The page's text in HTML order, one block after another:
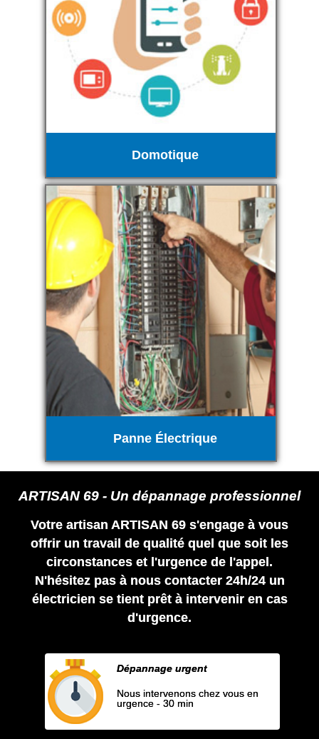
Domotique
Panne Électrique
ARTISAN 69 - Un dépannage professionnel
Votre artisan ARTISAN 69 s'engage à vous
offrir un travail de qualité quel que soit les
circonstances et l'urgence de l'appel.
N'hésitez pas à nous contacter 24h/24 un
électricien se tient prêt à intervenir en cas
d'urgence.
Dépannage urgent
Nous intervenons chez vous en
urgence - 30 min